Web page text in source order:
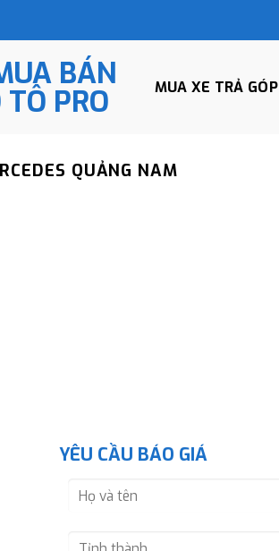
MUA XE TRẢ GÓP
QUẢNG NAM
YÊU CẦU BÁO GIÁ